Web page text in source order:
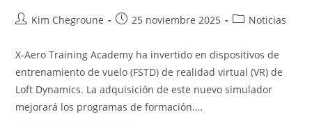
Kim Chegroune 25 noviembre 2025 Noticias
X-Aero Training Academy ha invertido en dispositivos de
entrenamiento de vuelo (FSTD) de realidad virtual (VR) de
Loft Dynamics. La adquisición de este nuevo simulador
mejorará los programas de formación.…